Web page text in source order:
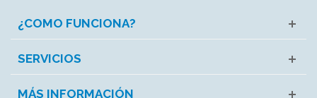
¿COMO FUNCIONA?
SERVICIOS
MÁS INFORMACIÓN